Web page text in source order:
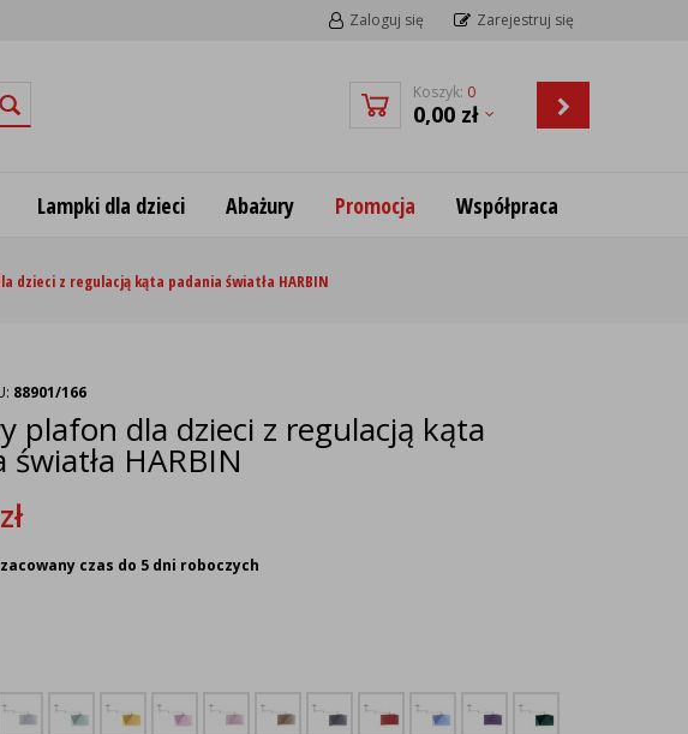
Zaloguj się Zarejestruj się
Koszyk: 0
0,00 zł
Lampki dla dzieci Abażury Promocja Współpraca
dzieci z regulacją kąta padania światła HARBIN
88901/166
plafon dla dzieci z regulacją kąta
światła HARBIN
zł
czas do 5 dni roboczych